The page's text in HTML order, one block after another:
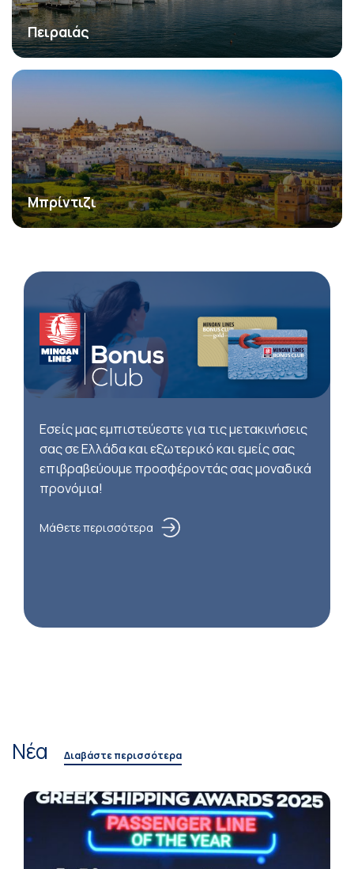
Πειραιάς
Μπρίντιζι
Εσείς μας εμπιστεύεστε για τις μετακινήσεις
σας σε Ελλάδα και εξωτερικό και εμείς σας
επιβραβεύουμε προσφέροντάς σας μοναδικά
προνόμια!
Μάθετε περισσότερα
Νέα Διαβάστε περισσότερα